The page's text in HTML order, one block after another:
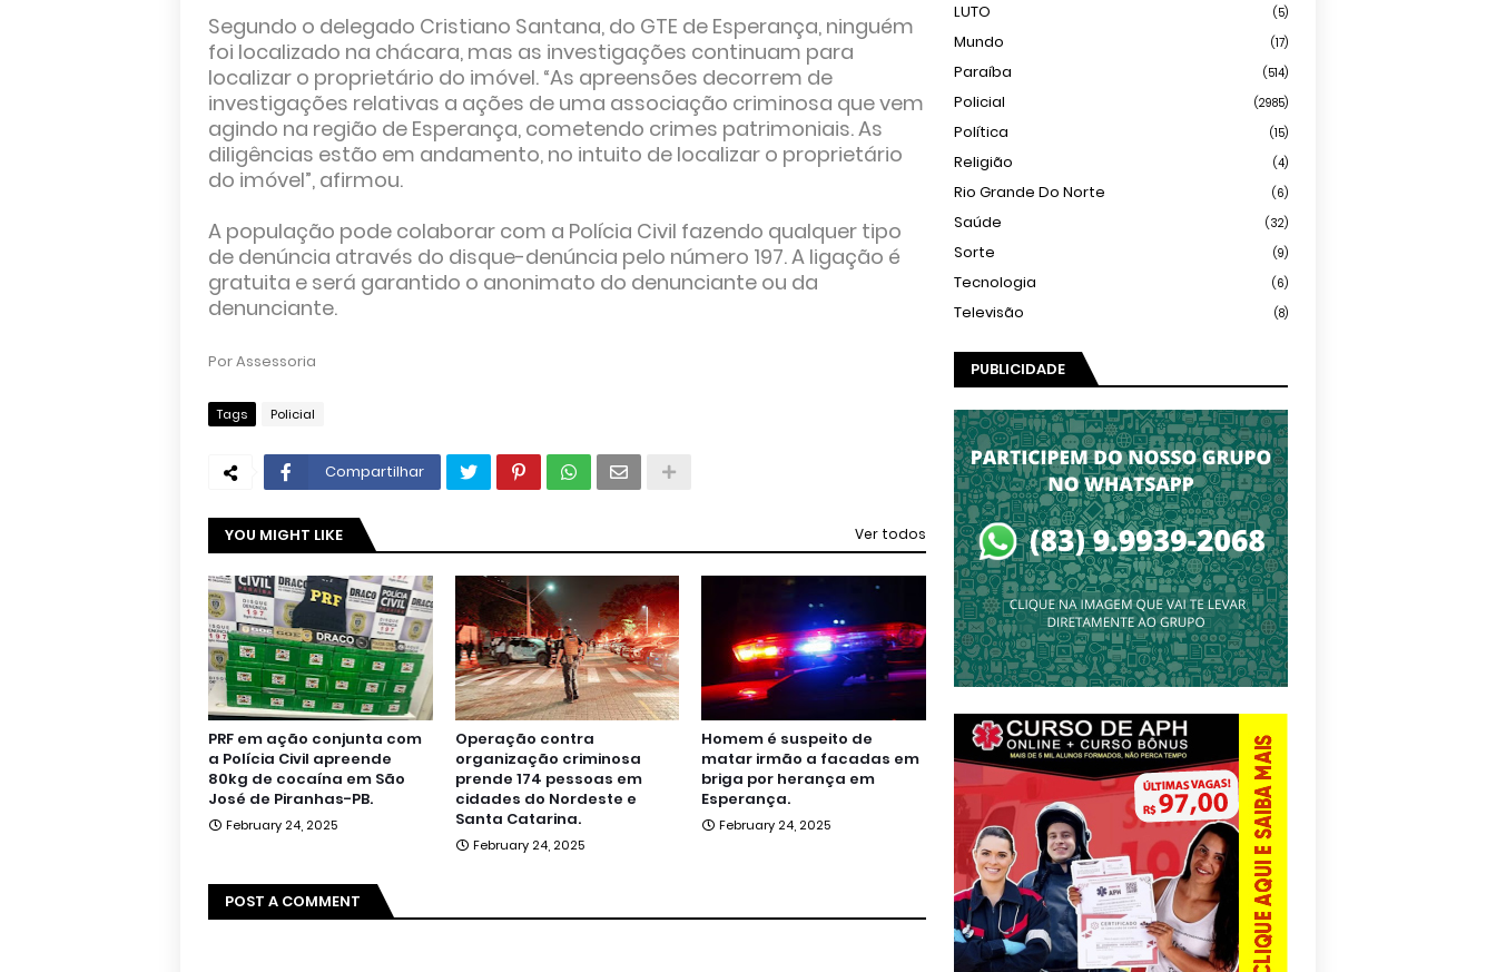
Segundo o delegado Cristiano Santana, do GTE de Esperança, ninguém
foi localizado na chácara, mas as investigações continuam para
localizar o proprietário do imóvel. “As apreensões decorrem de
investigações relativas a ações de uma associação criminosa que vem
agindo na região de Esperança, cometendo crimes patrimoniais. As
diligências estão em andamento, no intuito de localizar o proprietário
do imóvel”, afirmou.
A população pode colaborar com a Polícia Civil fazendo qualquer tipo
de denúncia através do disque-denúncia pelo número 197. A ligação é
gratuita e será garantido o anonimato do denunciante ou da
denunciante.
Por Assessoria
Tags Policial
Compartilhar
YOU MIGHT LIKE Ver todos
PRF em ação conjunta com
a Polícia Civil apreende
80kg de cocaína em São
José de Piranhas-PB.
February 24, 2025
Operação contra
organização criminosa
prende 174 pessoas em
cidades do Nordeste e
Santa Catarina.
February 24, 2025
Homem é suspeito de
matar irmão a facadas em
briga por herança em
Esperança.
February 24, 2025
POST A COMMENT
LUTO (5)
Mundo (17)
Paraíba (514)
Policial (2985)
Política (15)
Religião (4)
Rio Grande Do Norte (6)
Saúde (32)
Sorte (9)
Tecnologia (6)
Televisão (8)
PUBLICIDADE